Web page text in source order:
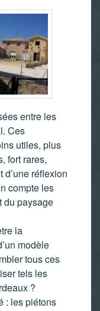
entre les
Ces
utiles, plus
fort rares,
d’une réflexion
compte les
du paysage
la
modèle
tous ces
tels les
?
: les piétons